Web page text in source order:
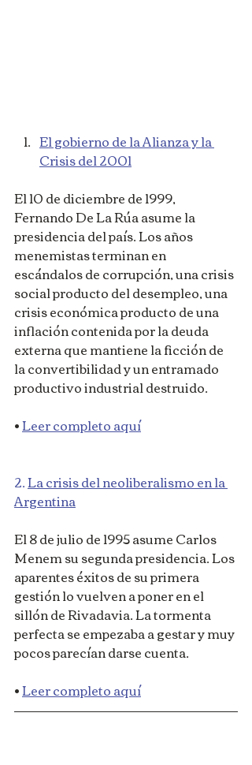
El gobierno de la Alianza y la
Crisis del 2001
El 10 de diciembre de 1999,
Fernando De La Rúa asume la
presidencia del país. Los años
menemistas terminan en
escándalos de corrupción, una crisis
social producto del desempleo, una
crisis económica producto de una
inflación contenida por la deuda
externa que mantiene la ficción de
la convertibilidad y un entramado
productivo industrial destruido.
• Leer completo aquí
2. La crisis del neoliberalismo en la
Argentina
El 8 de julio de 1995 asume Carlos
Menem su segunda presidencia. Los
aparentes éxitos de su primera
gestión lo vuelven a poner en el
sillón de Rivadavia. La tormenta
perfecta se empezaba a gestar y muy
pocos parecían darse cuenta.
• Leer completo aquí